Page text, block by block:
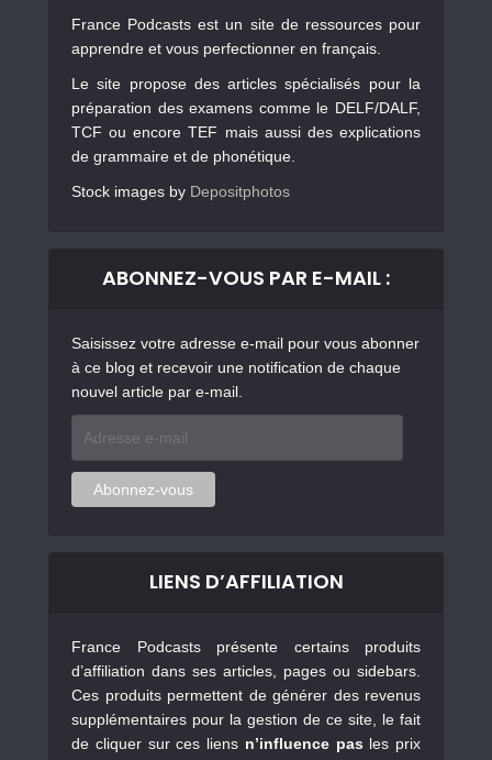
France Podcasts est un site de ressources pour
apprendre et vous perfectionner en français.
Le site propose des articles spécialisés pour la
préparation des examens comme le DELF/DALF,
TCF ou encore TEF mais aussi des explications
de grammaire et de phonétique.
Stock images by Depositphotos
ABONNEZ-VOUS PAR E-MAIL :
Saisissez votre adresse e-mail pour vous abonner
à ce blog et recevoir une notification de chaque
nouvel article par e-mail.
mail
Abonnez-vous
LIENS D’AFFILIATION
France Podcasts présente certains produits
d’affiliation dans ses articles, pages ou sidebars.
Ces produits permettent de générer des revenus
supplémentaires pour la gestion de ce site, le fait
de cliquer sur ces liens n’influence pas les prix